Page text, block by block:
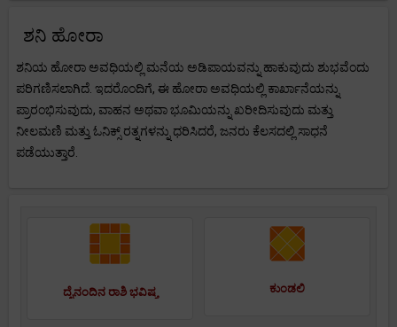
ಶನಿ ಹೋರಾ
ಶನಿಯ ಹೋರಾ ಅವಧಿಯಲ್ಲಿ ಮನೆಯ ಅಡಿಪಾಯವನ್ನು ಹಾಕುವುದು ಶುಭವೆಂದು
ಪರಿಗಣಿಸಲಾಗಿದೆ. ಇದರೊಂದಿಗೆ, ಈ ಹೋರಾ ಅವಧಿಯಲ್ಲಿ ಕಾರ್ಖಾನೆಯನ್ನು
ಪ್ರಾರಂಭಿಸುವುದು, ವಾಹನ ಅಥವಾ ಭೂಮಿಯನ್ನು ಖರೀದಿಸುವುದು ಮತ್ತು
ನೀಲಮಣಿ ಮತ್ತು ಓನಿಕ್ಸ್ ರತ್ನಗಳನ್ನು ಧರಿಸಿದರೆ, ಜನರು ಕೆಲಸದಲ್ಲಿ ಸಾಧನೆ
ಪಡೆಯುತ್ತಾರೆ.
ದೈನಂದಿನ ರಾಶಿ ಭವಿಷ್ಯ ಕುಂಡಲಿ